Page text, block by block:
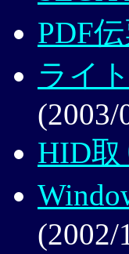
PDF
ライ
(2003/
HID
(2002/